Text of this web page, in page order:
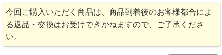
今回ご購入いただく商品は、商品到着後のお客様都合によ
る返品・交換はお受けできかねますので、ご了承くださ
い。